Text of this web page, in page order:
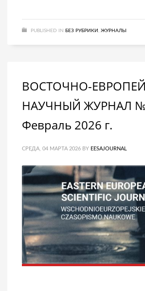
PUBLISHED IN БЕЗ РУБРИКИ ЖУРНАЛЫ
ВОСТОЧНО-
НАУЧНЫЙ ЖУРНАЛ №
Февраль 2026 г.
СРЕДА, 04 МАРТА 2026 BY EESAJOURNAL